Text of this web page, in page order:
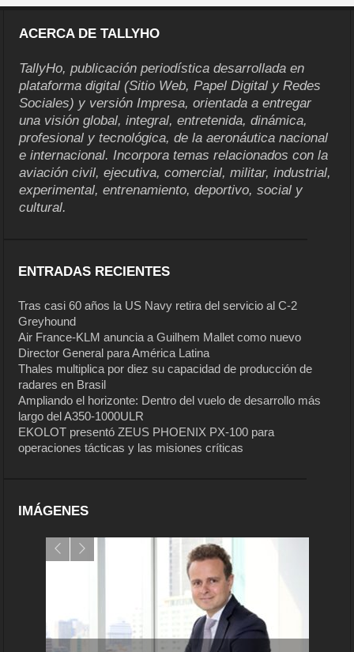
ACERCA DE TALLYHO
TallyHo, publicación periodística desarrollada en
plataforma digital (Sitio Web, Papel Digital y Redes
Sociales) y versión Impresa, orientada a entregar
una visión global, integral, entretenida, dinámica,
profesional y tecnológica, de la aeronáutica nacional
e internacional. Incorpora temas relacionados con la
aviación civil, ejecutiva, comercial, militar, industrial,
experimental, entrenamiento, deportivo, social y
cultural.
ENTRADAS RECIENTES
Tras casi 60 años la US Navy retira del servicio al C-2
Greyhound
Air France-KLM anuncia a Guilhem Mallet como nuevo
Director General para América Latina
Thales multiplica por diez su capacidad de producción de
radares en Brasil
Ampliando el horizonte: Dentro del vuelo de desarrollo más
largo del A350-1000ULR
EKOLOT presentó ZEUS PHOENIX PX-100 para
operaciones tácticas y las misiones críticas
IMÁGENES